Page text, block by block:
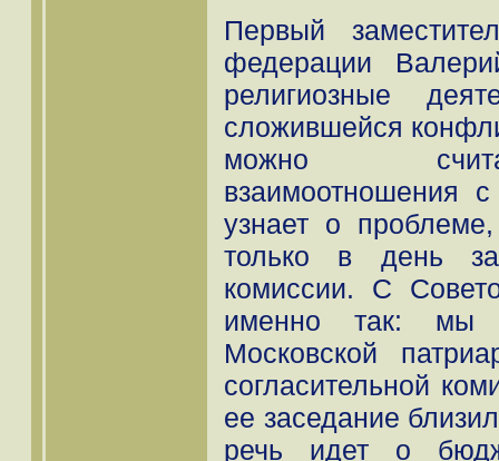
Первый
федерации
религиозные
сложившейся
можно
взаимоотношения
узнает о
только в день
комиссии. С
именно так: мы
Московской
согласительной
ее заседание
речь идет о